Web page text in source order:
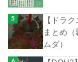
【ドラ
まとめ
ムダ）